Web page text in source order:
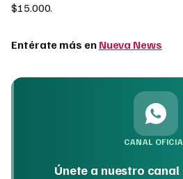
$15.000.
Entérate más en Nueva News
CANAL
Únete a nuestro canal